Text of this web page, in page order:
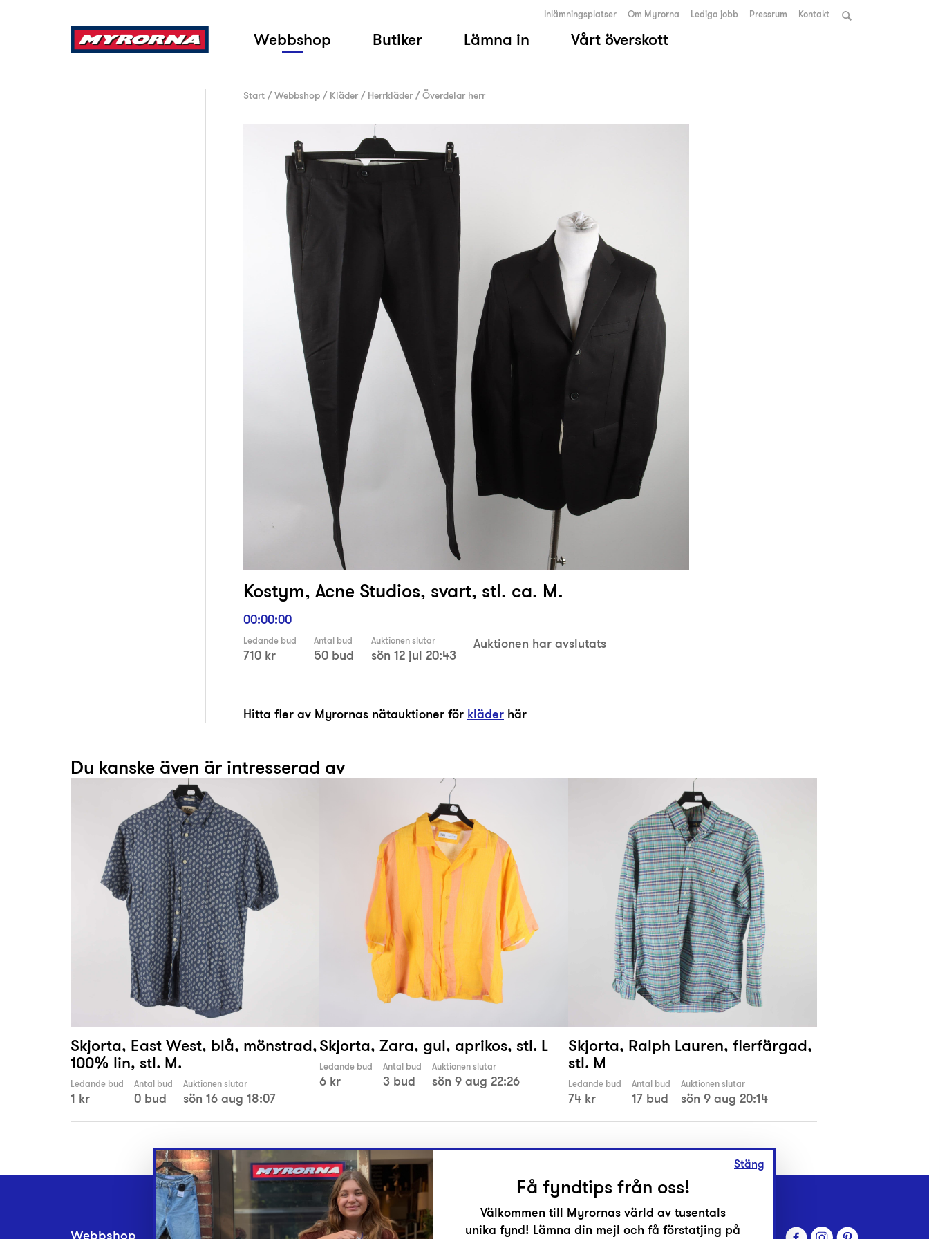
Webbshop Butiker Lämna in Vårt överskott
Inlämningsplatser Om Myrorna Lediga jobb Pressrum Kontakt
Start /Webbshop / Kläder / Herrkläder /Överdelar herr
Kostym, Acne Studios, svart, stl. ca. M.
00:00:00
Ledande bud
710 kr
Antal bud
50 bud
Auktionen slutar
sön 12 jul 20:43
Auktionen har avslutats
Hitta fler av Myrornas nätauktioner för kläder här
Du kanske även är intresserad av
Skjorta, East West, blå, mönstrad,
100% lin, stl. M.
Ledande bud
1 kr
Antal bud
0 bud
Auktionen slutar
sön 16 aug 18:07
Skjorta, Zara, gul, aprikos, stl. L
Ledande bud
6 kr
Antal bud
3 bud
Auktionen slutar
sön 9 aug 22:26
Skjorta, Ralph Lauren, flerfärgad,
stl. M
Ledande bud
74 kr
Antal bud
17 bud
Auktionen slutar
sön 9 aug 20:14
Stäng
Få fyndtips från oss!
Välkommen till Myrornas värld av tusentals
unika fynd! Lämna din mejl och få förstatjing på